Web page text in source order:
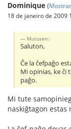
Dominique (
18 de janeiro de 2009
Mutusen:
Saluton,
Ĉe la ĉefpaĝo
Mi opinias, ke ĉi
paĝo.
Mi tute
naskiĝtagon estas